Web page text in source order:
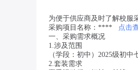
为便于供应商及时了解校服
采购项目名称：****
点击
一、采购需求概况
1.涉及范围
（学段：初中）2025级初
2.套装需求